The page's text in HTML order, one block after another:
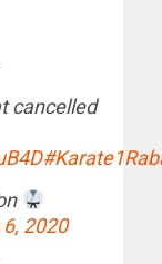
cancelled
2020